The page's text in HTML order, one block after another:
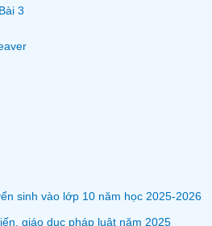
3
sinh vào lớp 10 năm học 2025-2026
giáo dục pháp luật năm 2025